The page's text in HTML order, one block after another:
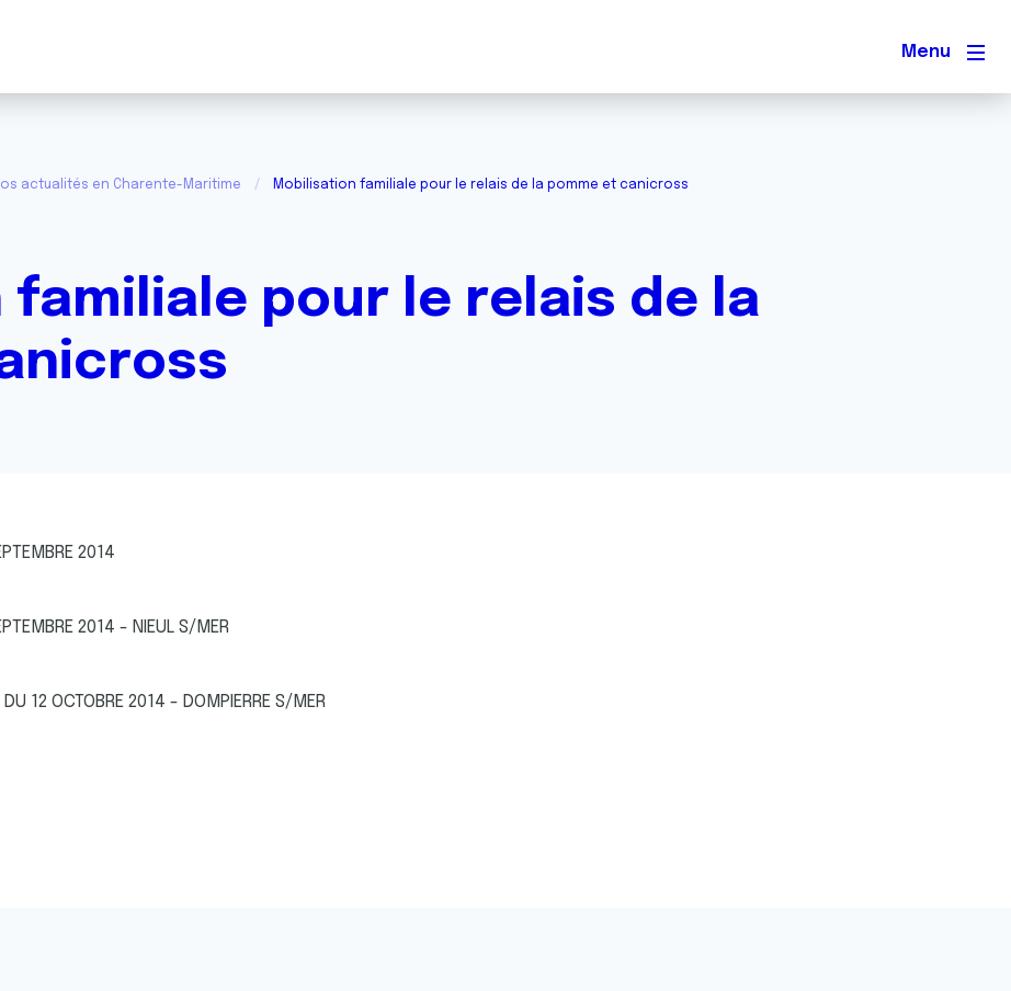
Menu
actualités en Charente-Maritime Mobilisation familiale pour le relais de la pomme et canicross
pour le relais de la
2014
2014 - NIEUL S/MER
DU 12 OCTOBRE 2014 - DOMPIERRE S/MER